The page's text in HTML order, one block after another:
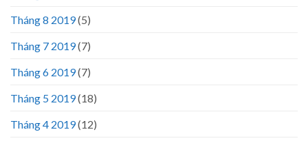
Tháng 8 2019(5)
Tháng 7 2019(7)
Tháng 6 2019(7)
Tháng 5 2019(18)
Tháng 4 2019(12)